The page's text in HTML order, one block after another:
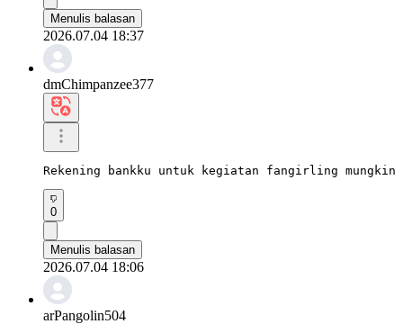
Menulis balasan
2026.07.04 18:37
dmChimpanzee377
Rekening bankku untuk kegiatan fangirling
0
Menulis balasan
2026.07.04 18:06
arPangolin504